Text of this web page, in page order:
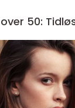
50: